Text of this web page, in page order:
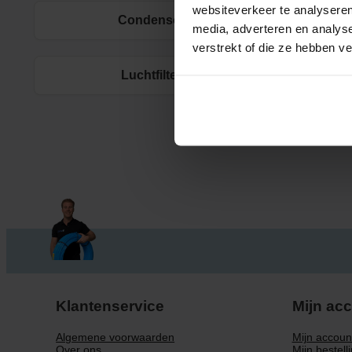
websiteverkeer te
media, adverteren en
verstrekt of die ze hebben
Condensor
Luchtfilter
Klantenservice
Algemene voorwaarden
Mijn
Mijn